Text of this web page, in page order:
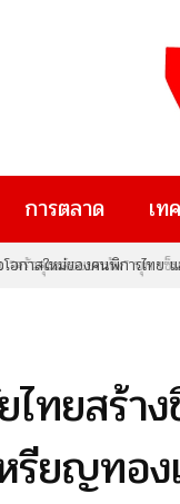
การตลาด เท
รัวคุณต๋อยยกทัพ” บุก เซ็น
ทยสร้า
รียญทอ